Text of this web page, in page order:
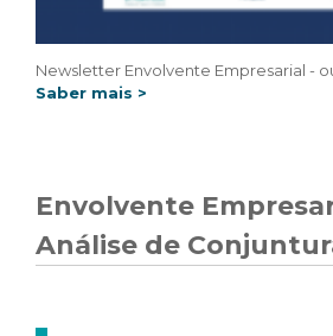
Newsletter Envolvente Empresarial -
Saber mais >
Envolvente
Análise de